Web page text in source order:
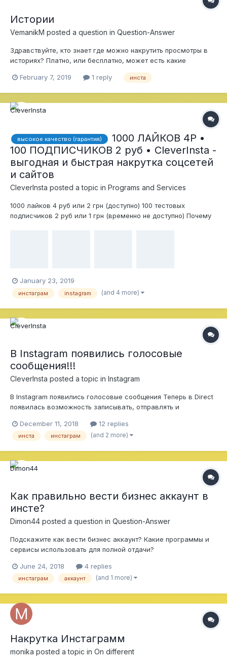
Истории
VemanikM posted a question in Question-Answer
Здравствуйте, кто знает где можно накрутить просмотры в
историях? Платно, или бесплатно, может есть какие
February 7, 2019
1 reply инста
высокое качество (гарантия)
1000 ЛАЙКОВ 4Р •
100 ПОДПИСЧИКОВ 2 руб • CleverInsta -
выгодная и быстрая накрутка соцсетей
и сайтов
CleverInsta posted a topic in Programs and Services
1000 лайков 4 руб или 2 грн (доступно) 100 тестовых
подписчиков 2 руб или 1 грн (временно не доступно) Почему
January 23, 2019
инстаграм instagram (and 4 more)
В Instagram появились голосовые
сообщения!!!
CleverInsta posted a topic in Instagram
В Instagram появились голосовые сообщения Теперь в Direct
появилась возможность записывать, отправлять и
аудиосообщение, нужно нажать и удерживать иконку с
микрофоном. Чтобы не отправлять и удалить записанное
December 11, 2018 12 replies
инста инстаграм (and 2 more)
Как правильно вести бизнес аккаунт в
инсте?
Dimon44 posted a question in Question-Answer
Подскажите как вести бизнес аккаунт? Какие программы и
сервисы использовать для полной отдачи?
June 24, 2018 4 replies
инстаграм аккаунт (and 1 more)
Накрутка Инстаграмм
monika posted a topic in On different